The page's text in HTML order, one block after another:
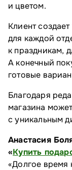
и цветом.
Клиент
для каждой
к праздникам,
А конечный
готовые
Благодаря
магазина
с уникальным
Анастасия
«Купить
«Долгое время